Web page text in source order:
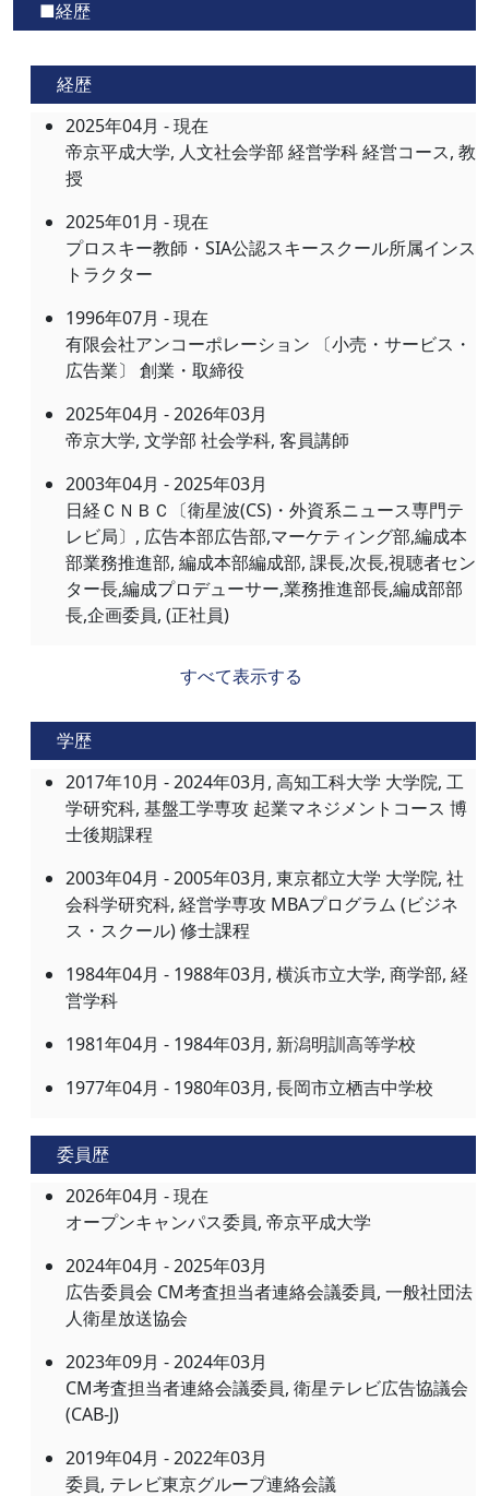
■経歴
経歴
2025年04月 - 現在
帝京平成大学, 人文社会学部 経営学科 経営コース, 教
授
2025年01月 - 現在
プロスキー教師・SIA公認スキースクール所属インス
トラクター
1996年07月 - 現在
有限会社アンコーポレーション 〔小売・サービス・
広告業〕 創業・取締役
2025年04月 - 2026年03月
帝京大学, 文学部 社会学科, 客員講師
2003年04月 - 2025年03月
日経ＣＮＢＣ〔衛星波(CS)・外資系ニュース専門テ
レビ局〕, 広告本部広告部,マーケティング部,編成本
部業務推進部, 編成本部編成部, 課長,次長,視聴者セン
ター長,編成プロデューサー,業務推進部長,編成部部
長,企画委員, (正社員)
すべて表示する
学歴
2017年10月 - 2024年03月, 高知工科大学 大学院, 工
学研究科, 基盤工学専攻 起業マネジメントコース 博
士後期課程
2003年04月 - 2005年03月, 東京都立大学 大学院, 社
会科学研究科, 経営学専攻 MBAプログラム (ビジネ
ス・スクール) 修士課程
1984年04月 - 1988年03月, 横浜市立大学, 商学部, 経
営学科
1981年04月 - 1984年03月, 新潟明訓高等学校
1977年04月 - 1980年03月, 長岡市立栖吉中学校
委員歴
2026年04月 - 現在
オープンキャンパス委員, 帝京平成大学
2024年04月 - 2025年03月
広告委員会 CM考査担当者連絡会議委員, 一般社団法
人衛星放送協会
2023年09月 - 2024年03月
CM考査担当者連絡会議委員, 衛星テレビ広告協議会
(CAB-J)
2019年04月 - 2022年03月
委員, テレビ東京グループ連絡会議